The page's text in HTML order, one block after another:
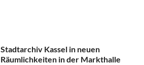
Stadtarchiv Kassel in neuen
Räumlichkeiten in der Markthalle